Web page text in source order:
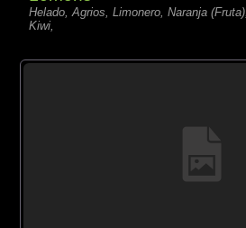
Helado, Agrios, Limonero, Naranja (Fruta),
Kiwi,